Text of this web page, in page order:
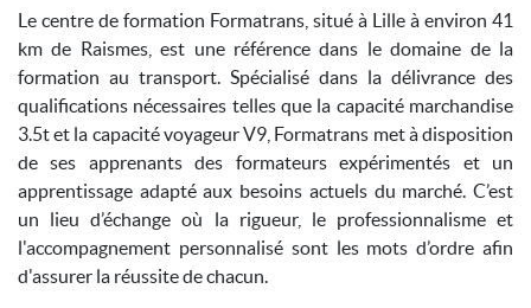
Le centre de formation Formatrans, situé à Lille à environ 41
km de Raismes, est une référence dans le domaine de la
formation au transport. Spécialisé dans la délivrance des
qualifications nécessaires telles que la capacité marchandise
3.5t et la capacité voyageur V9, Formatrans met à disposition
de ses apprenants des formateurs expérimentés et un
apprentissage adapté aux besoins actuels du marché. C’est
un lieu d’échange où la rigueur, le professionnalisme et
l'accompagnement personnalisé sont les mots d’ordre afin
d'assurer la réussite de chacun.